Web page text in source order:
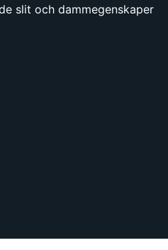
slit och dammegenskaper